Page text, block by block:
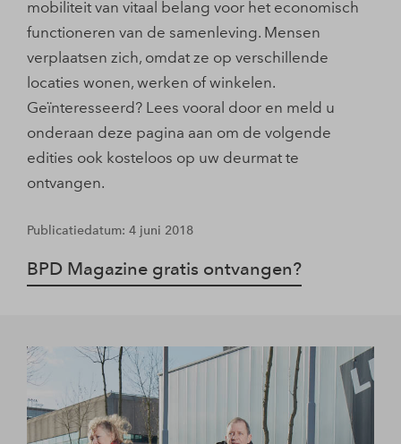
mobiliteit van vitaal belang voor het economisch
functioneren van de samenleving. Mensen
verplaatsen zich, omdat ze op verschillende
locaties wonen, werken of winkelen.
Geïnteresseerd? Lees vooral door en meld u
onderaan deze pagina aan om de volgende
edities ook kosteloos op uw deurmat te
ontvangen.
Publicatiedatum: 4 juni 2018
BPD Magazine gratis ontvangen?